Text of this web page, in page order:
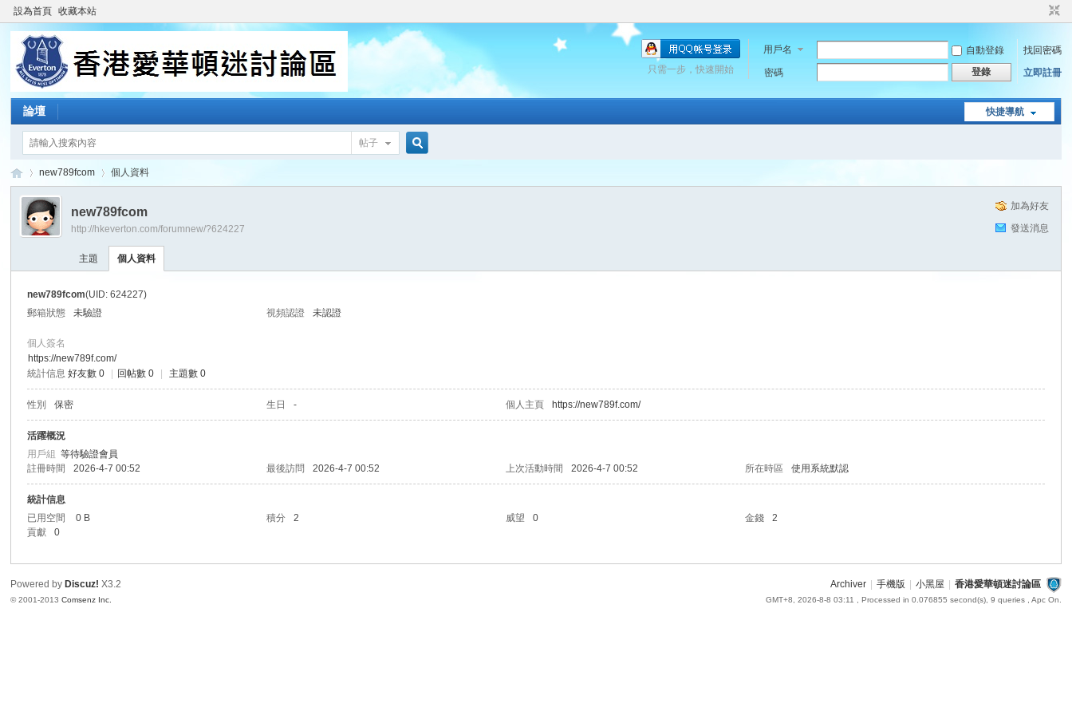
設為首頁 收藏本站
用戶名 自動登錄
找回密碼
密碼
登錄 立即註冊
只需一步，快速開始
快捷導航
論壇
帖子
›
new789fcom 個人資料
加為好友
發送消息
new789fcom
http://hkeverton.com/forumnew/?624227
主題 個人資料
new789fcom(UID: 624227)
郵箱狀態
未驗證 視頻認證 未認證
個人簽名
https://new789f.com/
統計信息 好友數 0 回帖數 0 主題數 0
性別 保密 生日 - 個人主頁 https://new789f.com/
活躍概況
用戶組等待驗證會員
註冊時間
2026-4-7 00:52 最後訪問 2026-4-7 00:52 上次活動時間 2026-4-7 00:52 所在時區 使用系統默認
統計信息
已用空間
0 B 積分 2 威望 0 金錢
2
貢獻
0
Archiver 手機版 小黑屋 香港愛華頓迷討論區
GMT+8, 2026-8-8 03:11 , Processed in 0.076855 second(s), 9 queries , Apc On.
Powered by Discuz! X3.2
© 2001-2013Comsenz Inc.